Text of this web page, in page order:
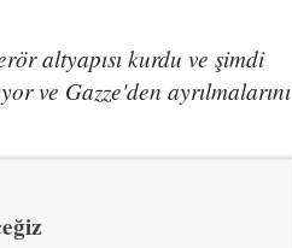
altyapısı kurdu ve şimdi
ve Gazze'den ayrılmalarını